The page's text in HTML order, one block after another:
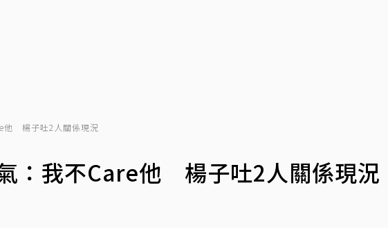
他 楊子吐2人關係現況
：我不Care他 楊子吐2人關係現況